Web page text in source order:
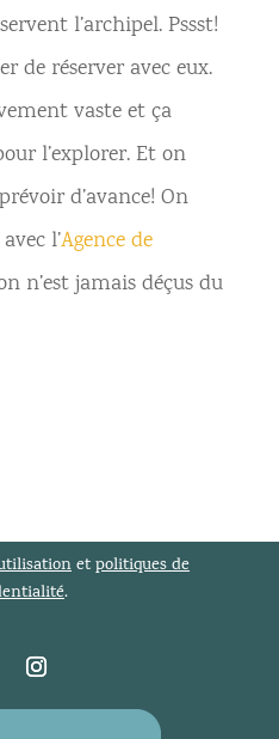
l’archipel. Pssst!
de réserver avec eux.
vaste et ça
l’explorer. Et on
d’avance! On
l’Agence de
n’est jamais déçus du
etpolitiques de
.